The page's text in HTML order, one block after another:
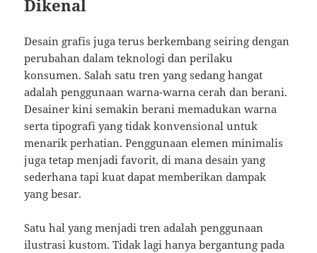
Dikenal
Desain grafis juga terus berkembang seiring dengan
perubahan dalam teknologi dan perilaku
konsumen. Salah satu tren yang sedang hangat
adalah penggunaan warna-warna cerah dan berani.
Desainer kini semakin berani memadukan warna
serta tipografi yang tidak konvensional untuk
menarik perhatian. Penggunaan elemen minimalis
juga tetap menjadi favorit, di mana desain yang
sederhana tapi kuat dapat memberikan dampak
yang besar.
Satu hal yang menjadi tren adalah penggunaan
ilustrasi kustom. Tidak lagi hanya bergantung pada